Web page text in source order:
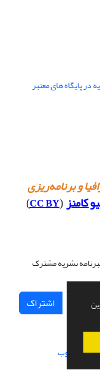
در پایگاه های معتبر
و برنامه‌ریزی
کامنز (
CC BY
)
نشریه مشترک
اشتراک
از سیناوب